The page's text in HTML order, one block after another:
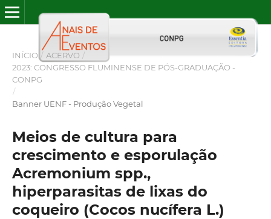
INÍCIO / ACERVO /
2023: CONGRESSO FLUMINENSE DE PÓS-GRADUAÇÃO -
CONPG
/
Banner UENF - Produção Vegetal
Meios de cultura para
crescimento e esporulação
Acremonium spp.,
hiperparasitas de lixas do
coqueiro (Cocos nucífera L.)